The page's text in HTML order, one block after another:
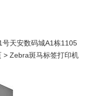
天安数码城A1栋1105
> Zebra斑马标签打印机